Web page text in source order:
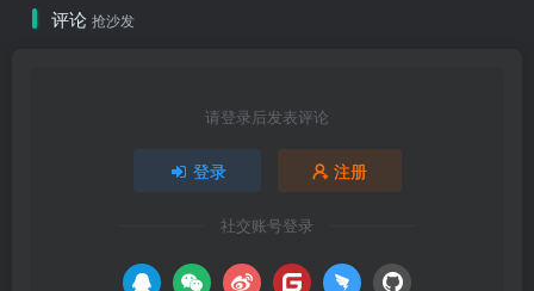
评论 抢沙发
请登录后发表评论
登录 注册
社交账号登录